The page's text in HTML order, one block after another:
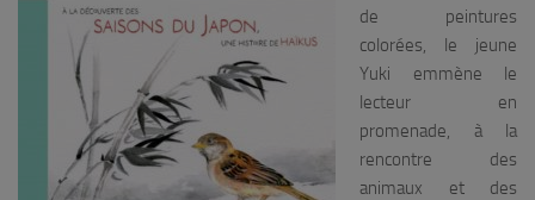
de peintures
colorées, le jeune
Yuki emmène le
lecteur en
promenade, à la
rencontre des
animaux et des